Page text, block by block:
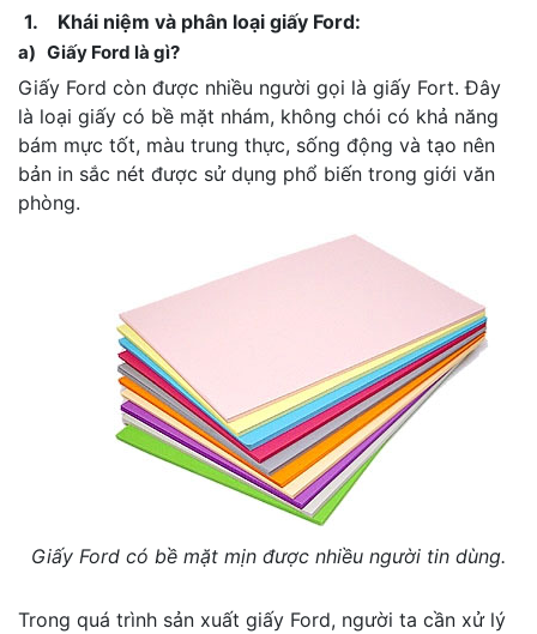
1. Khái niệm và phân loại giấy Ford:
a) Giấy Ford là gì?
Giấy Ford còn được nhiều người gọi là giấy Fort. Đây
là loại giấy có bề mặt nhám, không chói có khả năng
bám mực tốt, màu trung thực, sống động và tạo nên
bản in sắc nét được sử dụng phổ biến trong giới văn
phòng.
Giấy Ford có bề mặt mịn được nhiều người tin dùng.
Trong quá trình sản xuất giấy Ford, người ta cần xử lý